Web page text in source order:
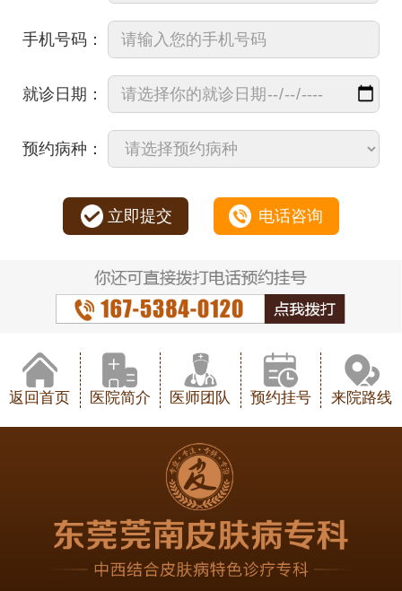
手机号码：
就诊日期：
预约病种：
立即提交 电话咨询
返回首页 医院简介 医师团队 预约挂号 来院路线